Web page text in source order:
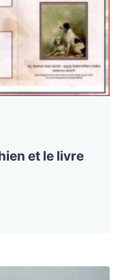
et le livre